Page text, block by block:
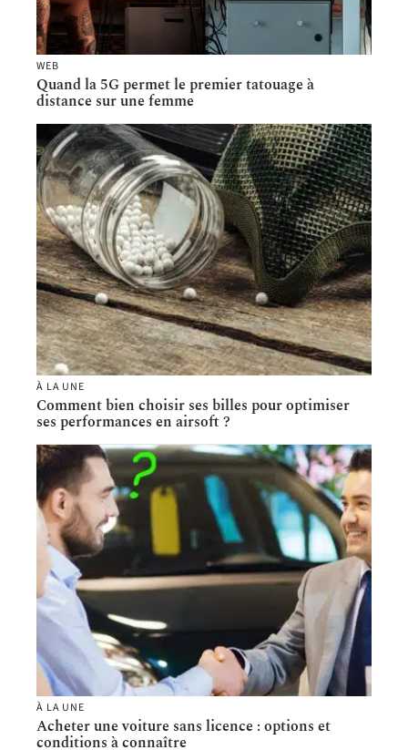
WEB
Quand la 5G permet le premier tatouage à
distance sur une femme
À LA UNE
Comment bien choisir ses billes pour optimiser
ses performances en airsoft ?
À LA UNE
Acheter une voiture sans licence : options et
conditions à connaître